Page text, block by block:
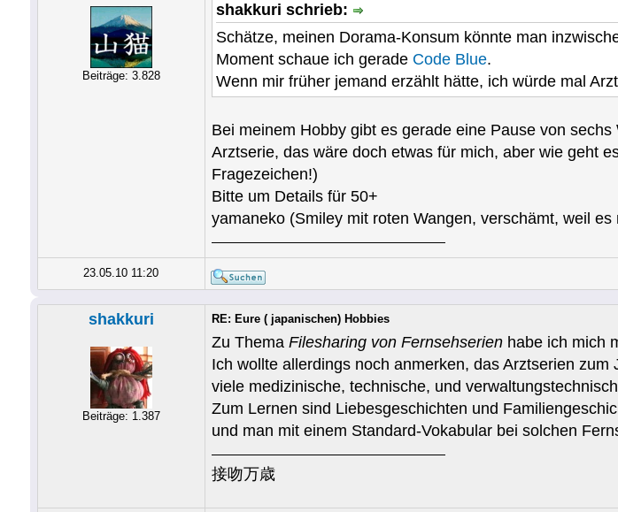
Beiträge: 3.828
shakkuri schrieb:
Schätze, meinen Dorama-Konsum könnte man
Moment schaue ich gerade Code Blue.
Wenn mir früher jemand erzählt hätte, ich würde mal
Bei meinem Hobby gibt es gerade eine Pause von
Arztserie, das wäre doch etwas für mich, aber wie geht
Fragezeichen!)
Bitte um Details für 50+
yamaneko (Smiley mit roten Wangen, verschämt, weil
23.05.10 11:20
shakkuri
Beiträge: 1.387
RE: Eure ( japanischen) Hobbies
Zu Thema Filesharing von Fernsehserienhabe ich mich
Ich wollte allerdings noch anmerken, das Arztserien
viele medizinische, technische, und
Zum Lernen sind Liebesgeschichten und
und man mit einem Standard-Vokabular bei solchen
接吻万歳